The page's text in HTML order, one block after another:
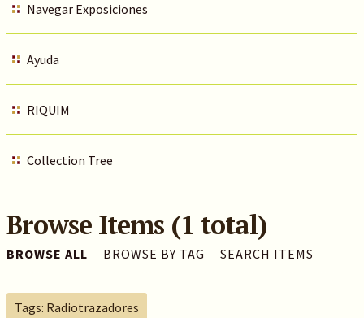
Navegar Exposiciones
Ayuda
RIQUIM
Collection Tree
Browse Items (1 total)
BROWSE ALL BROWSE BY TAG SEARCH ITEMS
Tags: Radiotrazadores